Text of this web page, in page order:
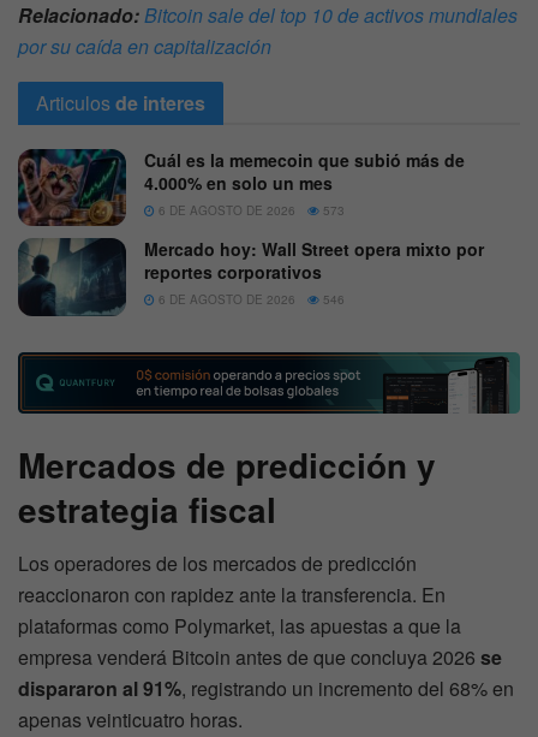
Relacionado:Bitcoin sale del top 10 de activos mundiales
por su caída en capitalización
Articulosde interes
Cuál es la memecoin que subió más de
4.000% en solo un mes
6 DE AGOSTO DE 2026 573
Mercado hoy: Wall Street opera mixto por
reportes corporativos
6 DE AGOSTO DE 2026 546
Mercados de predicción y
estrategia fiscal
Los operadores de los mercados de predicción
reaccionaron con rapidez ante la transferencia. En
plataformas como Polymarket, las apuestas a que la
empresa venderá Bitcoin antes de que concluya 2026 se
dispararon al 91%, registrando un incremento del 68% en
apenas veinticuatro horas.